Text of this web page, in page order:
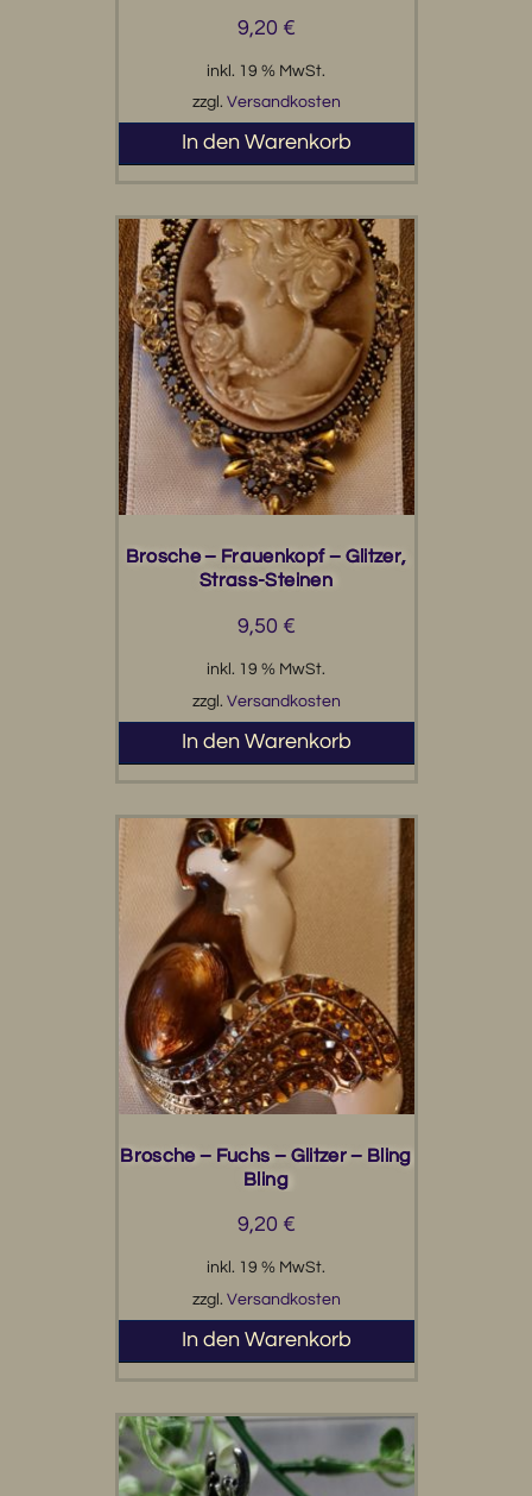
9,20 €
inkl. 19 % MwSt.
zzgl. Versandkosten
In den Warenkorb
Brosche – Frauenkopf – Glitzer,
Strass-Steinen
9,50 €
inkl. 19 % MwSt.
zzgl. Versandkosten
In den Warenkorb
Brosche – Fuchs – Glitzer – Bling
Bling
9,20 €
inkl. 19 % MwSt.
zzgl. Versandkosten
In den Warenkorb